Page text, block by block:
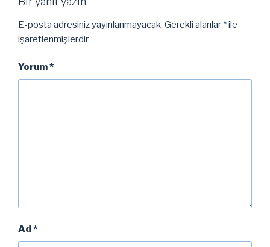
E-posta adresiniz yayınlanmayacak. Gerekli alanlar *ile
işaretlenmişlerdir
Yorum*
Ad *